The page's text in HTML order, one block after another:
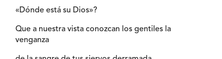
«Dónde está su Dios»?
Que a nuestra vista conozcan los gentiles la
venganza